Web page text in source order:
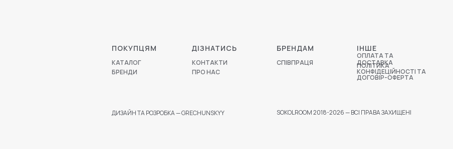
СПІВПРАЦЯ
БРЕНДАМ
ПРО НАС
ДІЗНАТИСЬ
КОНТАКТИ
ОПЛАТА ТА
ДОСТАВКА
ПОЛІТИКА
КОНФІДЕЦІЙНОСТІ ТА
ДОГОВІР-ОФЕРТА
ІНШЕ
КАТАЛОГ
БРЕНДИ
ПОКУПЦЯМ
SOKOLROOM 2018-2026 — ВСІ ПРАВА ЗАХИЩЕНІ
ДИЗАЙН ТА РОЗРОБКА — GRECHUNSKYY